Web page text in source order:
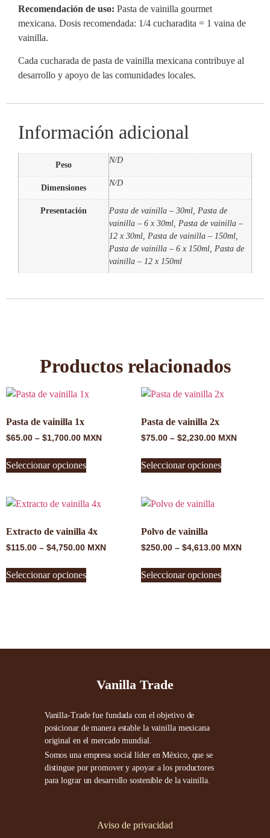
Recomendación de uso: Pasta de vainilla gourmet
mexicana. Dosis recomendada: 1/4 cucharadita = 1 vaina de
vainilla.
Cada cucharada de pasta de vainilla mexicana contribuye al
desarrollo y apoyo de las comunidades locales.
Información adicional
Peso N/D
Dimensiones N/D
Presentación
Pasta de vainilla – 30ml, Pasta de
vainilla – 6 x 30ml, Pasta de vainilla –
12 x 30ml, Pasta de vainilla – 150ml,
Pasta de vainilla – 6 x 150ml, Pasta de
vainilla – 12 x 150ml
Productos relacionados
Pasta de vainilla 1x
$65.00 – $1,700.00 MXN
Seleccionar opciones
Pasta de vainilla 2x
$75.00 – $2,230.00 MXN
Seleccionar opciones
Extracto de vainilla 4x
$115.00 – $4,750.00 MXN
Seleccionar opciones
Polvo de vainilla
$250.00 – $4,613.00 MXN
Seleccionar opciones
Vanilla Trade
Vanilla-Trade fue fundada con el objetivo de
posicionar de manera estable la vainilla mexicana
original en el mercado mundial.
Somos una empresa social líder en México, que se
distingue por promover y apoyar a los productores
para lograr un desarrollo sostenible de la vainilla.
Aviso de privacidad